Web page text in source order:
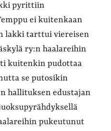
pyrittiin
ei kuitenkaan
lakki tarttui viereisen
ry:n haalareihin
kuitenkin pudottaa
se putosikin
hallituksen edustajan
pukeutunut